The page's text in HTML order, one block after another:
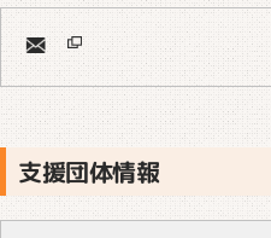
支援団体情報